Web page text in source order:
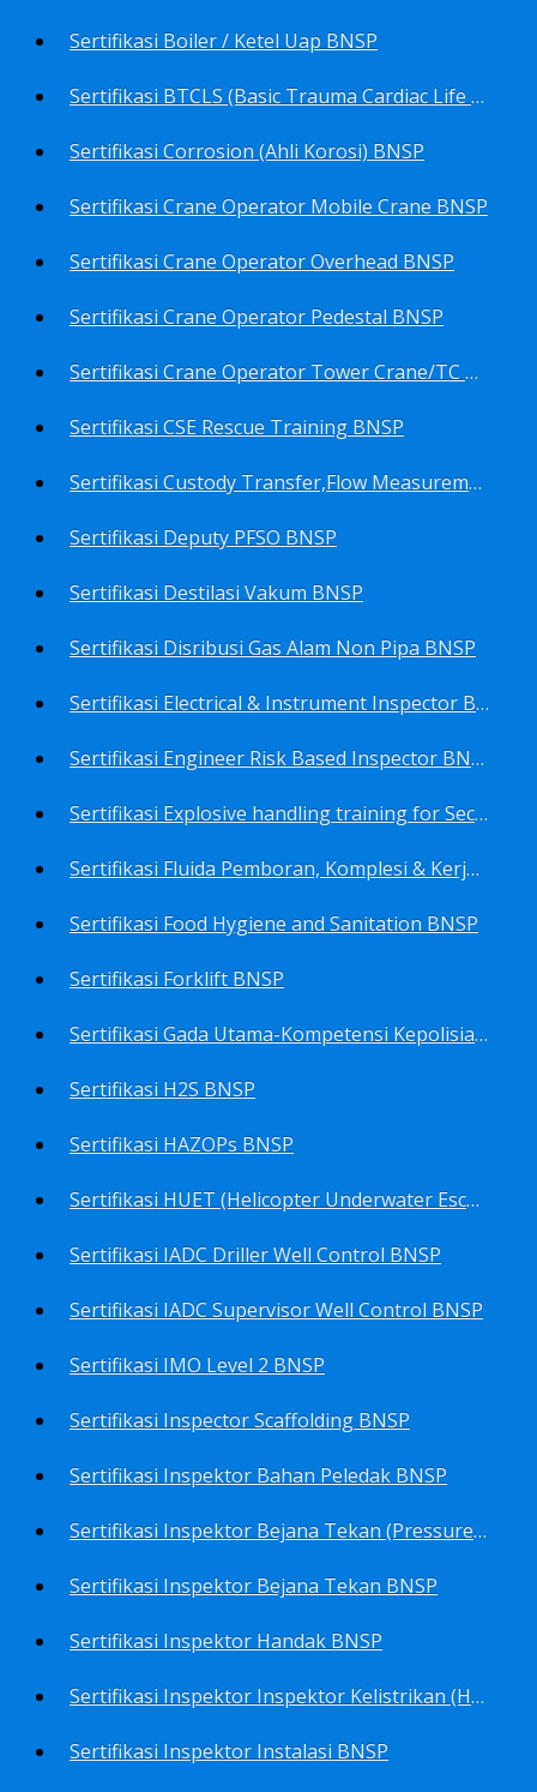
Sertifikasi Boiler / Ketel Uap BNSP
Sertifikasi BTCLS (Basic Trauma Cardiac Life Support) BNSP
Sertifikasi Corrosion (Ahli Korosi) BNSP
Sertifikasi Crane Operator Mobile Crane BNSP
Sertifikasi Crane Operator Overhead BNSP
Sertifikasi Crane Operator Pedestal BNSP
Sertifikasi Crane Operator Tower Crane/TC BNSP
Sertifikasi CSE Rescue Training BNSP
Sertifikasi Custody Transfer,Flow Measurement&Flow Meter (Harga Khusus) BNSP
Sertifikasi Deputy PFSO BNSP
Sertifikasi Destilasi Vakum BNSP
Sertifikasi Disribusi Gas Alam Non Pipa BNSP
Sertifikasi Electrical & Instrument Inspector BNSP
Sertifikasi Engineer Risk Based Inspector BNSP
Sertifikasi Explosive handling training for Security staffs BNSP
Sertifikasi Fluida Pemboran, Komplesi & Kerja Ulang Sumur BNSP
Sertifikasi Food Hygiene and Sanitation BNSP
Sertifikasi Forklift BNSP
Sertifikasi Gada Utama-Kompetensi Kepolisian Terbatas Sektor Industri Migas BNSP
Sertifikasi H2S BNSP
Sertifikasi HAZOPs BNSP
Sertifikasi HUET (Helicopter Underwater Escape Training) BNSP
Sertifikasi IADC Driller Well Control BNSP
Sertifikasi IADC Supervisor Well Control BNSP
Sertifikasi IMO Level 2 BNSP
Sertifikasi Inspector Scaffolding BNSP
Sertifikasi Inspektor Bahan Peledak BNSP
Sertifikasi Inspektor Bejana Tekan (Pressure Vessel Inspector) BNSP
Sertifikasi Inspektor Bejana Tekan BNSP
Sertifikasi Inspektor Handak BNSP
Sertifikasi Inspektor Inspektor Kelistrikan (Harga Khusus) BNSP
Sertifikasi Inspektor Instalasi BNSP